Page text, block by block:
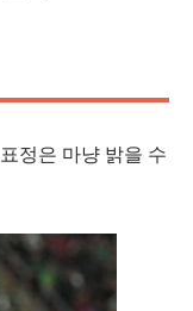
정은 마냥 밝을 수